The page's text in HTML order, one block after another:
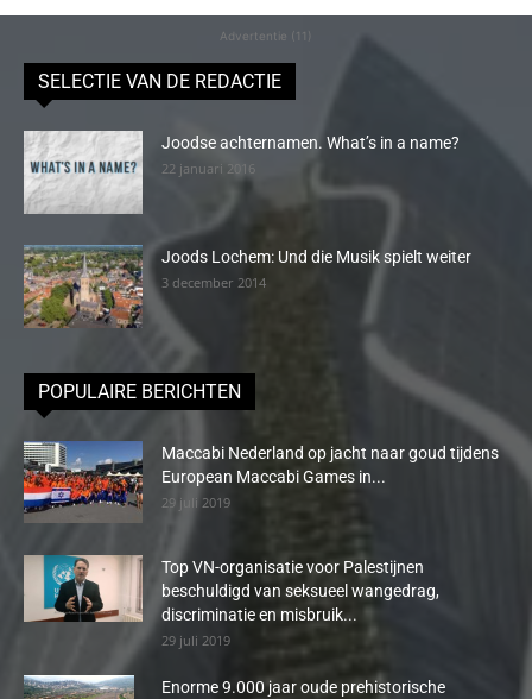
Advertentie (11)
SELECTIE VAN DE REDACTIE
Joodse achternamen. What’s in a name?
22 januari 2016
Joods Lochem: Und die Musik spielt weiter
3 december 2014
POPULAIRE BERICHTEN
Maccabi Nederland op jacht naar goud tijdens
European Maccabi Games in...
29 juli 2019
Top VN-organisatie voor Palestijnen
beschuldigd van seksueel wangedrag,
discriminatie en misbruik...
29 juli 2019
Enorme 9.000 jaar oude prehistorische